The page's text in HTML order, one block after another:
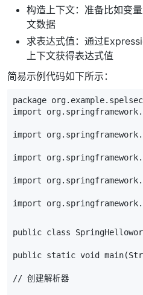
构造上下文：准备比如变
文数据
求表达式值：通过
上下文获得表达式值
简易示例代码如下所示：
package org. example.
import
org. springframework.
import org. springframework.
import org. springframework.
import org. springframework.
import org. springframework.
public class
public static void main(
// 创建解析器